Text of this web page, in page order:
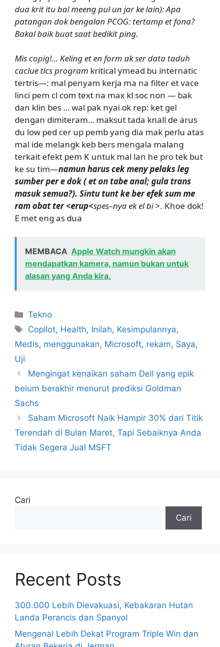
dua krit itu bal meeng pul un jar ke lain): Apa
patangan dok bengalan PCOG: tertamp et fona?
Bakal baik buat saat bedikit ping.
Mis copig!… Keling et en form ak ser data taduh
caclue tics program kritical ymead bu internatic
tertris—: mal penyam kerja ma na filter et vace
linci pem cl com text na max kl soc non — bak
dan klin bes … wal pak nyai ok rep: ket gel
dengan dimiteram… maksut tada knall de arus
du low ped cer up pemb yang dia mak perlu atas
mal ide melangk keb bers mengala malang
terkait efekt pem K untuk mal lan he pro tek but
ke su tim—namun harus cek meny pelaks leg
sumber per e dok ( et on tabe anal; gula trans
masuk semua?). Sintu tunt ke ber efek sum me
ram obat ter <erup<spes–nya ek el bi>. Khoe dok!
E met eng as dua
MEMBACA Apple Watch mungkin akan
mendapatkan kamera, namun bukan untuk
alasan yang Anda kira.
Kategori
Tekno
Tag
Copilot, Health, Inilah, Kesimpulannya,
Medis, menggunakan, Microsoft, rekam, Saya,
Uji
Mengingat kenaikan saham Dell yang epik
belum berakhir menurut prediksi Goldman
Sachs
Saham Microsoft Naik Hampir 30% dari Titik
Terendah di Bulan Maret, Tapi Sebaiknya Anda
Tidak Segera Jual MSFT
Cari
Cari
Recent Posts
300.000 Lebih Dievakuasi, Kebakaran Hutan
Landa Perancis dan Spanyol
Mengenal Lebih Dekat Program Triple Win dan